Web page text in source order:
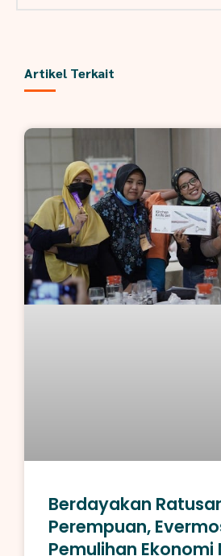
Artikel Terkait
Berdayakan
Perempuan,
Pemulihan Ekonomi